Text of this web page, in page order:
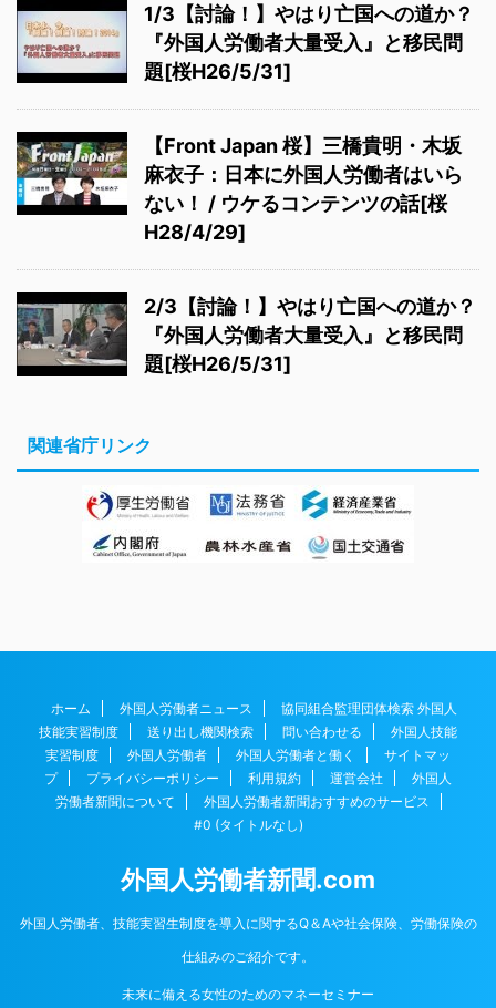
1/3【討論！】やはり亡国への道か？
『外国人労働者大量受入』と移民問
題[桜H26/5/31]
【Front Japan 桜】三橋貴明・木坂
麻衣子：日本に外国人労働者はいら
ない！ / ウケるコンテンツの話[桜
H28/4/29]
2/3【討論！】やはり亡国への道か？
『外国人労働者大量受入』と移民問
題[桜H26/5/31]
関連省庁リンク
ホーム 外国人労働者ニュース
協同組合監理団体検索 外国人
技能実習制度
送り出し機関検索 問い合わせる
外国人技能
実習制度
外国人労働者 外国人労働者と働く
サイトマッ
プ
プライバシーポリシー 利用規約 運営会社
外国人
労働者新聞について
外国人労働者新聞おすすめのサービス
#0 (タイトルなし)
外国人労働者新聞.com
外国人労働者、技能実習生制度を導入に関するQ＆Aや社会保険、労働保険の
仕組みのご紹介です。
未来に備える女性のためのマネーセミナー